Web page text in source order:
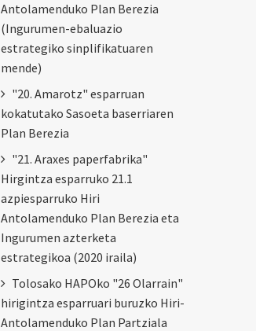
Antolamenduko Plan Berezia
(Ingurumen-ebaluazio
estrategiko sinplifikatuaren
mende)
"20. Amarotz" esparruan
kokatutako Sasoeta baserriaren
Plan Berezia
"21. Araxes paperfabrika"
Hirgintza esparruko 21.1
azpiesparruko Hiri
Antolamenduko Plan Berezia eta
Ingurumen azterketa
estrategikoa (2020 iraila)
Tolosako HAPOko "26 Olarrain"
hirigintza esparruari buruzko Hiri-
Antolamenduko Plan Partziala